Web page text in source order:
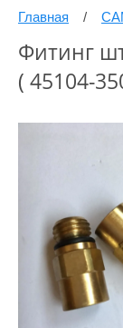
Главная /
Фитинг
( 45104-